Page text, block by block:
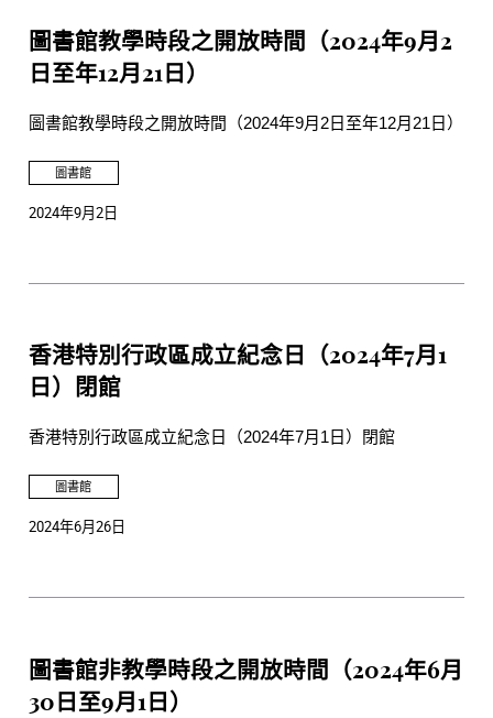
圖書館教學時段之開放時間（2024年9月2
日至年12月21日）
圖書館教學時段之開放時間（2024年9月2日至年12月21日）
圖書館
2024年9月2日
香港特別行政區成立紀念日（2024年7月1
日）閉館
香港特別行政區成立紀念日（2024年7月1日）閉館
圖書館
2024年6月26日
圖書館非教學時段之開放時間（2024年6月
30日至9月1日）